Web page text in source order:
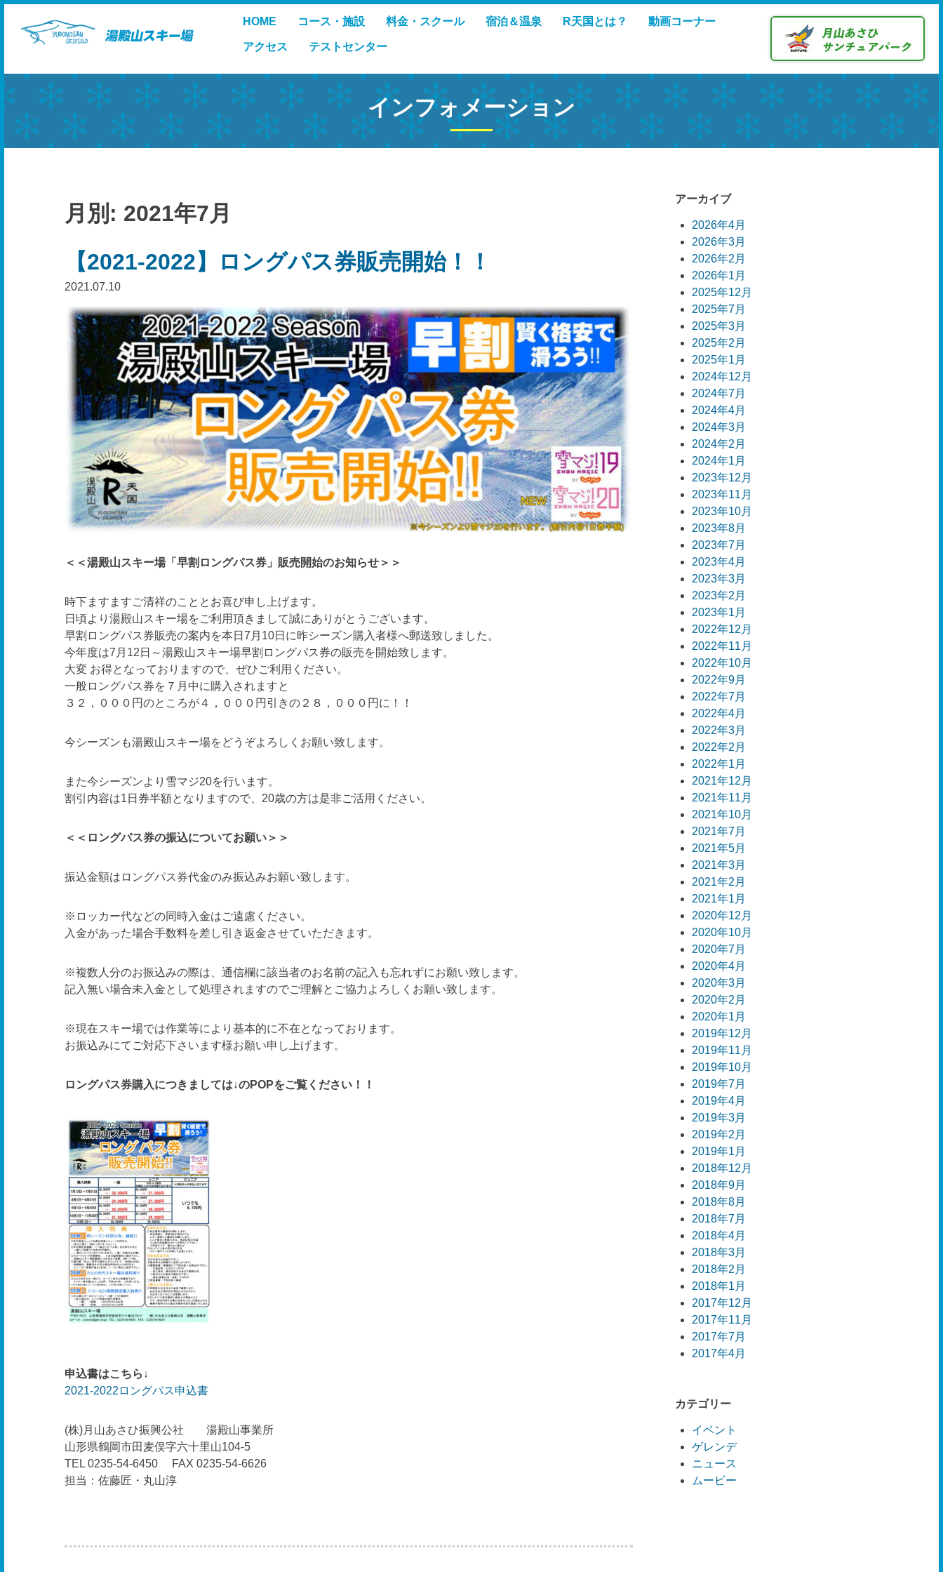
content
HOME コース・施設 料金・スクール 宿泊＆温泉 R天国とは？ 動画コーナー
アクセス テストセンター
インフォメーション
月別: 2021年7月
【2021-2022】ロングパス券販売開始！！
2021.07.10
＜＜湯殿山スキー場「早割ロングパス券」販売開始のお知らせ＞＞
時下ますますご清祥のこととお喜び申し上げます。
日頃より湯殿山スキー場をご利用頂きまして誠にありがとうございます。
早割ロングパス券販売の案内を本日7月10日に昨シーズン購入者様へ郵送致しました。
今年度は7月12日～湯殿山スキー場早割ロングパス券の販売を開始致します。
大変 お得となっておりますので、ぜひご利用ください。
一般ロングパス券を７月中に購入されますと
３２，０００円のところが４，０００円引きの２８，０００円に！！
今シーズンも湯殿山スキー場をどうぞよろしくお願い致します。
また今シーズンより雪マジ20を行います。
割引内容は1日券半額となりますので、20歳の方は是非ご活用ください。
＜＜ロングパス券の振込についてお願い＞＞
振込金額はロングパス券代金のみ振込みお願い致します。
※ロッカー代などの同時入金はご遠慮ください。
入金があった場合手数料を差し引き返金させていただきます。
※複数人分のお振込みの際は、通信欄に該当者のお名前の記入も忘れずにお願い致します。
記入無い場合未入金として処理されますのでご理解とご協力よろしくお願い致します。
※現在スキー場では作業等により基本的に不在となっております。
お振込みにてご対応下さいます様お願い申し上げます。
ロングパス券購入につきましては↓のPOPをご覧ください！！
申込書はこちら↓
2021-2022ロングパス申込書
(株)月山あさひ振興公社 湯殿山事業所
山形県鶴岡市田麦俣字六十里山104-5
TEL 0235-54-6450 FAX 0235-54-6626
担当：佐藤匠・丸山淳
アーカイブ
2026年4月
2026年3月
2026年2月
2026年1月
2025年12月
2025年7月
2025年3月
2025年2月
2025年1月
2024年12月
2024年7月
2024年4月
2024年3月
2024年2月
2024年1月
2023年12月
2023年11月
2023年10月
2023年8月
2023年7月
2023年4月
2023年3月
2023年2月
2023年1月
2022年12月
2022年11月
2022年10月
2022年9月
2022年7月
2022年4月
2022年3月
2022年2月
2022年1月
2021年12月
2021年11月
2021年10月
2021年7月
2021年5月
2021年3月
2021年2月
2021年1月
2020年12月
2020年10月
2020年7月
2020年4月
2020年3月
2020年2月
2020年1月
2019年12月
2019年11月
2019年10月
2019年7月
2019年4月
2019年3月
2019年2月
2019年1月
2018年12月
2018年9月
2018年8月
2018年7月
2018年4月
2018年3月
2018年2月
2018年1月
2017年12月
2017年11月
2017年7月
2017年4月
カテゴリー
イベント
ゲレンデ
ニュース
ムービー